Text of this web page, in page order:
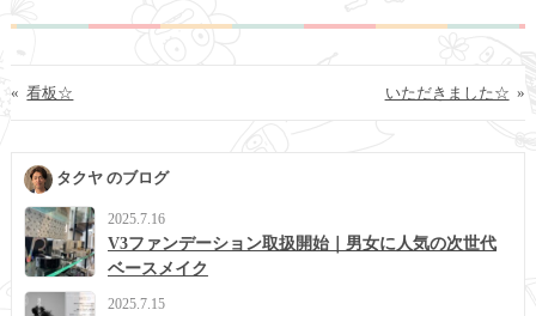
« 看板☆ »
いただきました☆
タクヤ のブログ
2025.7.16
V3ファンデーション取扱開始｜男女に人気の次世代
ベースメイク
2025.7.15